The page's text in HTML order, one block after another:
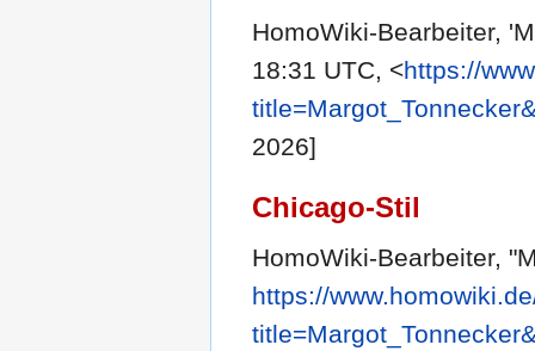
HomoWiki-Bearbeiter,
18:31 UTC, <https://
2026]
Chicago-Stil
HomoWiki-Bearbeiter,
https://